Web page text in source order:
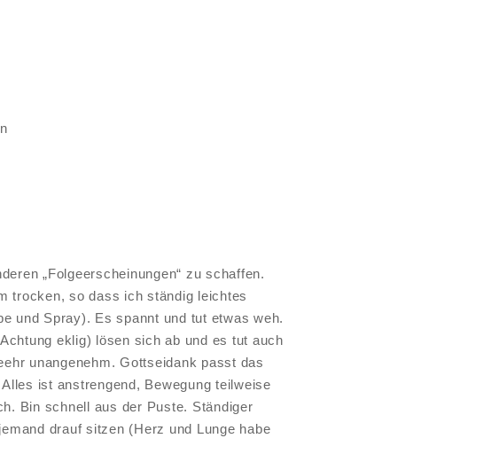
„Folgeerscheinungen“ zu schaffen.
trocken, so dass ich ständig leichtes
und Spray). Es spannt und tut etwas weh.
eklig) lösen sich ab und es tut auch
unangenehm. Gottseidank passt das
ist anstrengend, Bewegung teilweise
Bin schnell aus der Puste. Ständiger
drauf sitzen (Herz und Lunge habe